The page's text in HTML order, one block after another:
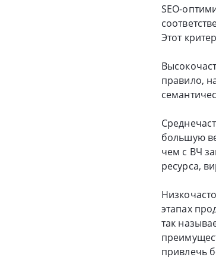
SEO-
Этот
правило,
большую
чем с ВЧ
ресурса,
этапах
так
привлечь